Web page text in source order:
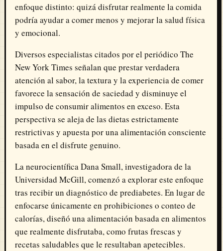
enfoque distinto: quizá disfrutar realmente la comida
podría ayudar a comer menos y mejorar la salud física
y emocional.
Diversos especialistas citados por el periódico The
New York Times señalan que prestar verdadera
atención al sabor, la textura y la experiencia de comer
favorece la sensación de saciedad y disminuye el
impulso de consumir alimentos en exceso. Esta
perspectiva se aleja de las dietas estrictamente
restrictivas y apuesta por una alimentación consciente
basada en el disfrute genuino.
La neurocientíficaDana Small, investigadora de la
Universidad McGill, comenzó a explorar este enfoque
tras recibir un diagnóstico de prediabetes. En lugar de
enfocarse únicamente en prohibiciones o conteo de
calorías, diseñó una alimentación basada en alimentos
que realmente disfrutaba, como frutas frescas y
recetas saludables que le resultaban apetecibles.